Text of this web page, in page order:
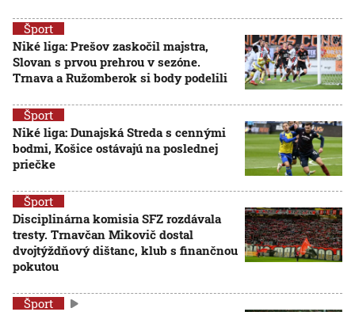
Šport
Niké liga: Prešov zaskočil majstra,
Slovan s prvou prehrou v sezóne.
Trnava a Ružomberok si body podelili
Šport
Niké liga: Dunajská Streda s cennými
bodmi, Košice ostávajú na poslednej
priečke
Šport
Disciplinárna komisia SFZ rozdávala
tresty. Trnavčan Mikovič dostal
dvojtýždňový dištanc, klub s finančnou
pokutou
Šport